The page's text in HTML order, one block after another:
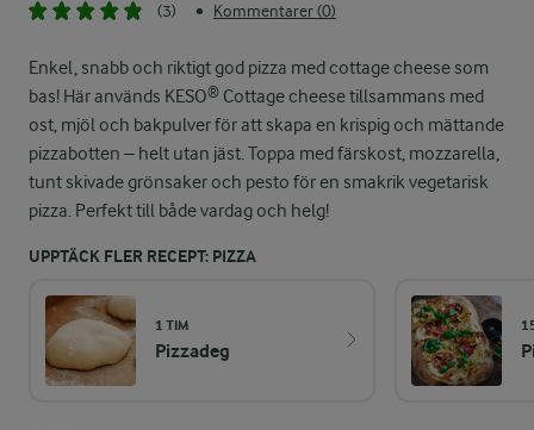
(3)
• Kommentarer (0)
Enkel, snabb och riktigt god pizza med cottage cheese som
bas! Här används KESO® Cottage cheese tillsammans med
ost, mjöl och bakpulver för att skapa en krispig och mättande
pizzabotten – helt utan jäst. Toppa med färskost, mozzarella,
tunt skivade grönsaker och pesto för en smakrik vegetarisk
pizza. Perfekt till både vardag och helg!
UPPTÄCK FLER RECEPT: PIZZA
1 TIM
Pizzadeg